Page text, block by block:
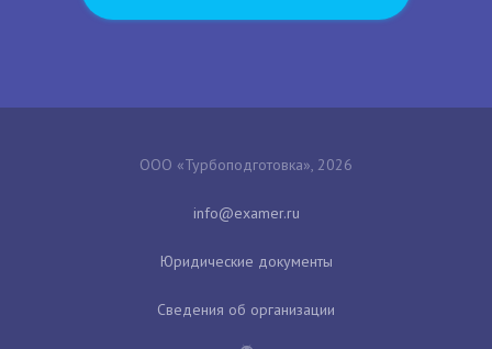
ООО «Турбоподготовка», 2026
Юридические документы
Сведения об организации